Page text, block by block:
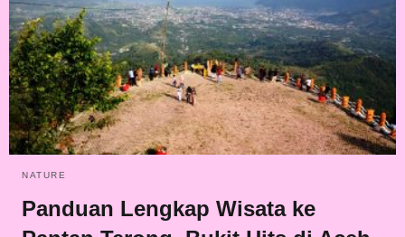
NATURE
Panduan Lengkap Wisata ke